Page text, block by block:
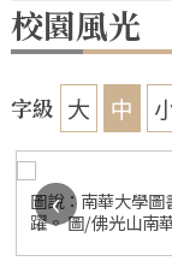
校園風光
字級 大 中
圖說：南華大學
躍。 圖/佛光山南
‹